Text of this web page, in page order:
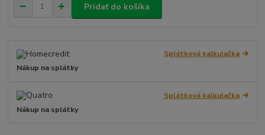
Pridať do košíka
Splátková kalkulačka
Nákup na splátky
Splátková kalkulačka
Nákup na splátky